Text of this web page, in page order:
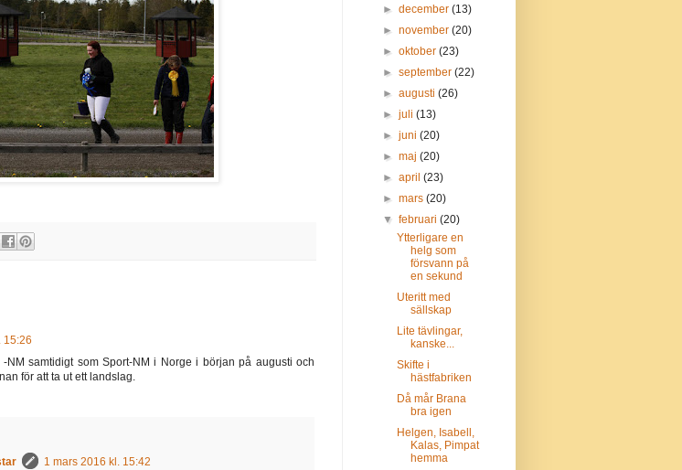
15:26
NM samtidigt som Sport-NM i Norge i början på augusti och
för att ta ut ett landslag.
1 mars 2016 kl. 15:42
►december(13)
►november(20)
►oktober(23)
►september(22)
►augusti(26)
►juli(13)
►juni(20)
►maj(20)
►april(23)
►mars(20)
▼februari(20)
Ytterligare en
helg som
försvann på
en sekund
Uteritt med
sällskap
Lite tävlingar,
kanske...
Skifte i
hästfabriken
Då mår Brana
bra igen
Helgen, Isabell,
Kalas, Pimpat
hemma